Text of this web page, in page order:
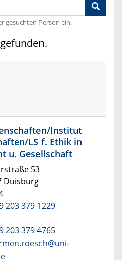
gesuchten Person ein.
Institut
LS f. Ethik in
u. Gesellschaft
53
Duisburg
203 379 1229
203 379 4765